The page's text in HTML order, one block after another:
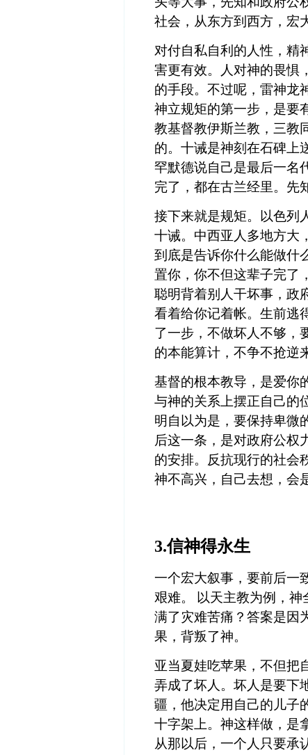
社会，从东方到西方，宏
对付自私自利的人性，精
害更有效。人对神的畏惧
的手段。不过呢，雷神龙
神立规矩的第一步，是要
教基督教伊斯兰教，三教
的。十诫是神刻在石碑上
罕默德说自己是最后一名
完了，都在古兰经里。先
接下来就是规矩。以色列
十诫。中西亚人多地方大
到底是告诉你什么能做什
置你，你不但这辈子完了
聪明背着别人干坏事，政
看着给你记着帐。生前逃
了一步，不做坏人不够，
的本能算计，不争不抢逆
基督的根本教导，是爱你
与神的关系上摆正自己的
明自以为是，要保持卑微
后这一条，是对政府公权
的安排。反抗现行的社会
神不高兴，自己去想，会
3.信神得永生
一个宏大叙事，要前后一
艰难。
以天主教为例，
满了灾难苦痛？答案是因
果，背叛了神。
亚当夏娃吃苹果，不但把
弄成了坏人。坏人是要下
疆，他决定用自己的儿子
十字架上。神这样做，是
从那以后，一个人只要承